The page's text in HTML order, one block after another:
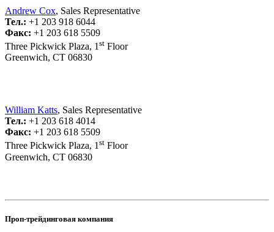
Andrew Cox, Sales Representative
Тел.: +1 203 918 6044
Факс: +1 203 618 5509
Three Pickwick Plaza, 1 st Floor
Greenwich, CT 06830
William Katts, Sales Representative
Тел.: +1 203 618 4014
Факс: +1 203 618 5509
Three Pickwick Plaza, 1st Floor
Greenwich, CT 06830
Проп-трейдинговая компания